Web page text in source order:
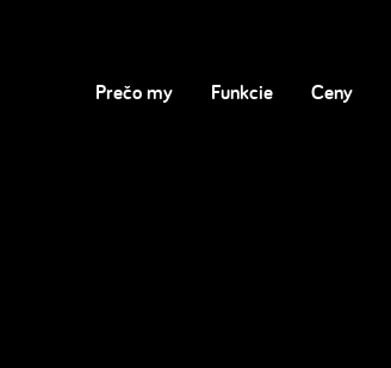
Prečo my Funkcie Ceny